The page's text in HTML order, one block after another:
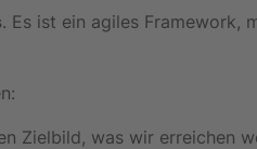
. Es ist ein agiles Framework,
Zielbild, was wir erreichen